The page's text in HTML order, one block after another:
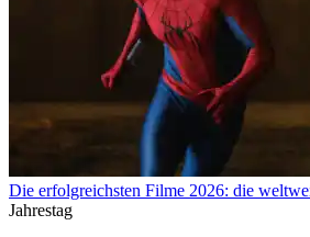
Die erfolgreichsten Filme 2026: die
Jahrestag